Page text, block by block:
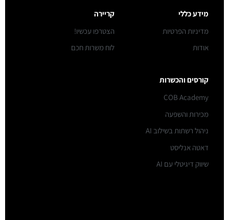
מידע כללי
מדיניות הפרטיות
אודות
קריירה
הצטרפו עכשיו!
לוח משרות חכם
קורסים והכשרות
COB Academy
מכירות והשפעה
ניהול רשתות בשילוב AI
דאטה אנליסט
שיווק דיגיטלי עם AI